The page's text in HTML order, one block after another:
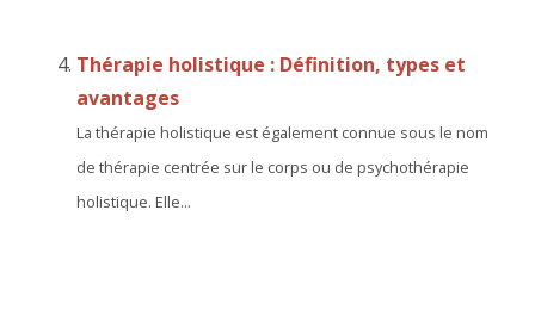
Thérapie holistique : Définition, types et
avantages
La thérapie holistique est également connue sous le nom
de thérapie centrée sur le corps ou de psychothérapie
holistique. Elle...